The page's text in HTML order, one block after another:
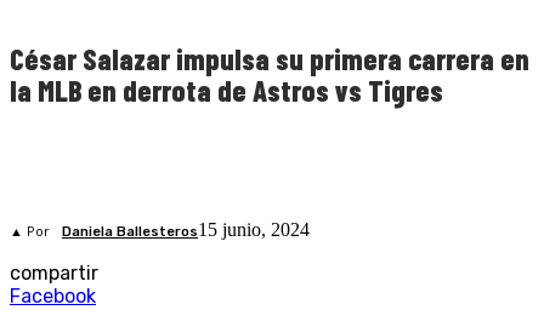
César Salazar impulsa su primera carrera en
la MLB en derrota de Astros vs Tigres
▲ Por Daniela Ballesteros15 junio, 2024
compartir
Facebook